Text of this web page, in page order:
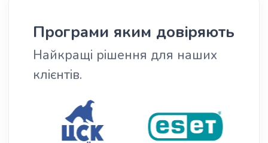
Програми яким довіряють
Найкращі рішення для наших
клієнтів.